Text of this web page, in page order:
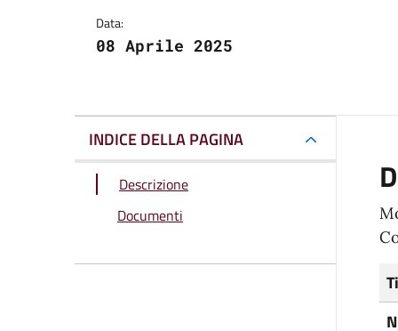
Data:
08 Aprile 2025
INDICE DELLA PAGINA
Descrizione
Documenti